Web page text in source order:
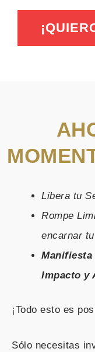
Libera tu
Rompe
encarnar
Manifiesta
Impacto y
¡Todo esto es
Sólo necesitas